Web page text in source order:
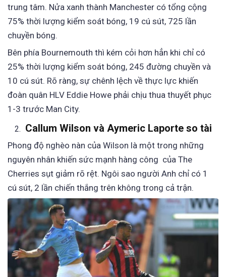
trung tâm. Nửa xanh thành Manchester có tổng cộng
75% thời lượng kiểm soát bóng, 19 cú sút, 725 lần
chuyền bóng.
Bên phía Bournemouth thì kém cỏi hơn hẳn khi chỉ có
25% thời lượng kiểm soát bóng, 245 đường chuyền và
10 cú sút. Rõ ràng, sự chênh lệch về thực lực khiến
đoàn quân HLV Eddie Howe phải chịu thua thuyết phục
1-3 trước Man City.
Callum Wilson và Aymeric Laporte so tài
Phong độ nghèo nàn của Wilson là một trong những
nguyên nhân khiến sức mạnh hàng công của The
Cherries sụt giảm rõ rệt. Ngôi sao người Anh chỉ có 1
cú sút, 2 lần chiến thắng trên không trong cả trận.